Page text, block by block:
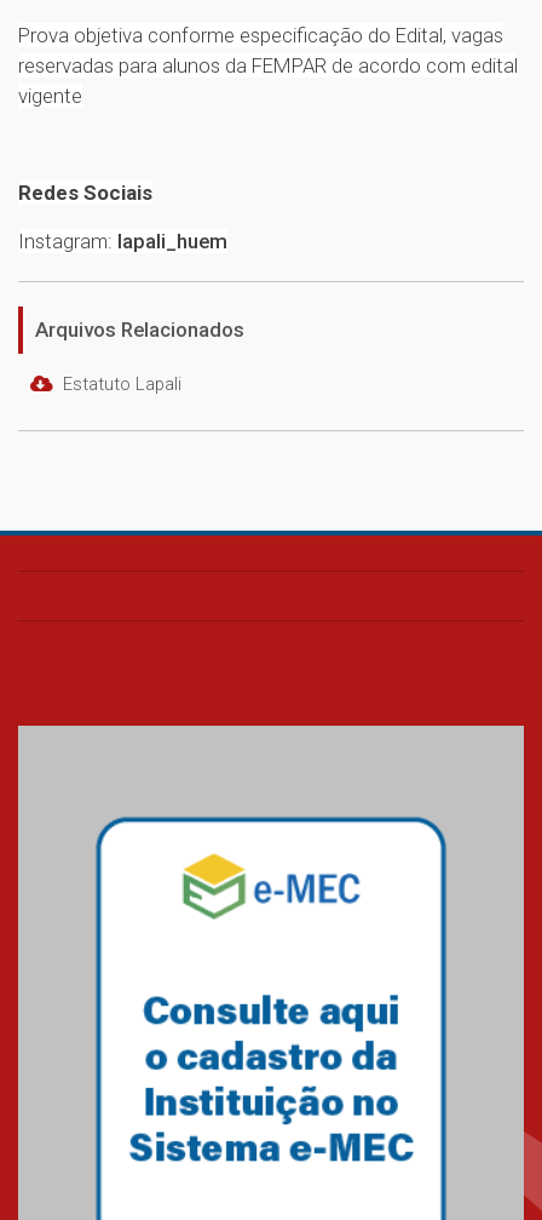
Prova objetiva conforme especificação do Edital, vagas
reservadas para alunos da FEMPAR de acordo com edital
vigente
Redes Sociais
Instagram: lapali_huem
Arquivos Relacionados
Estatuto Lapali